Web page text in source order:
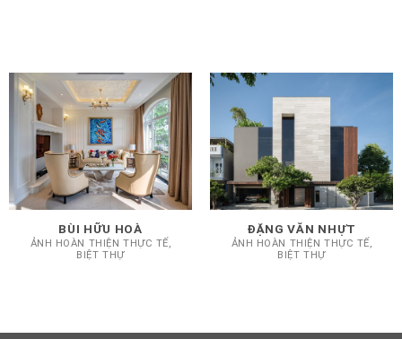
BÙI HỮU HOÀ
ẢNH HOÀN THIỆN THỰC TẾ,
BIỆT THỰ
ĐẶNG VĂN NHỰT
ẢNH HOÀN THIỆN THỰC TẾ,
BIỆT THỰ